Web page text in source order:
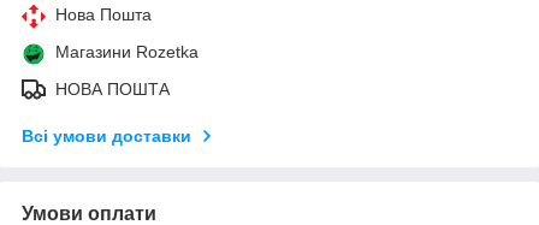
Нова Пошта
Магазини Rozetka
НОВА ПОШТА
Всі умови доставки
Умови оплати